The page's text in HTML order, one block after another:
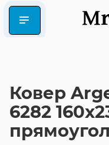
Ковер
6282